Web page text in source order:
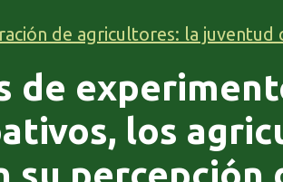
de agricultores: la juventud
de
los